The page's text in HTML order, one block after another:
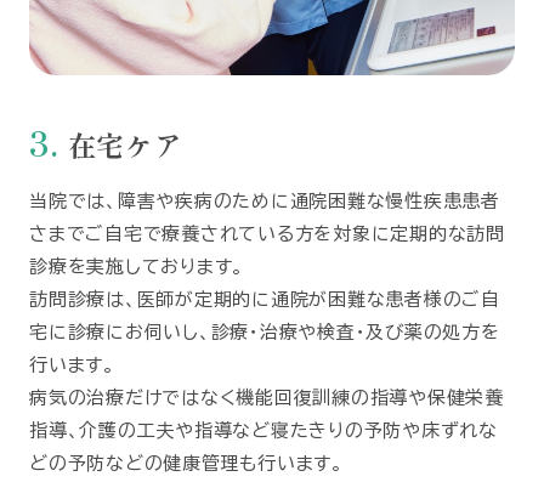
在宅ケア
当院では、障害や疾病のために通院困難な慢性疾患患者
さまでご自宅で療養されている方を対象に定期的な訪問
診療を実施しております。
訪問診療は、医師が定期的に通院が困難な患者様のご自
宅に診療にお伺いし、診療・治療や検査・及び薬の処方を
行います。
病気の治療だけではなく機能回復訓練の指導や保健栄養
指導、介護の工夫や指導など寝たきりの予防や床ずれな
どの予防などの健康管理も行います。